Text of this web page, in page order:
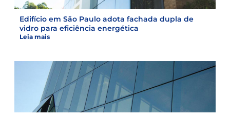
Edifício em São Paulo adota fachada dupla de
vidro para eficiência energética
Leia mais